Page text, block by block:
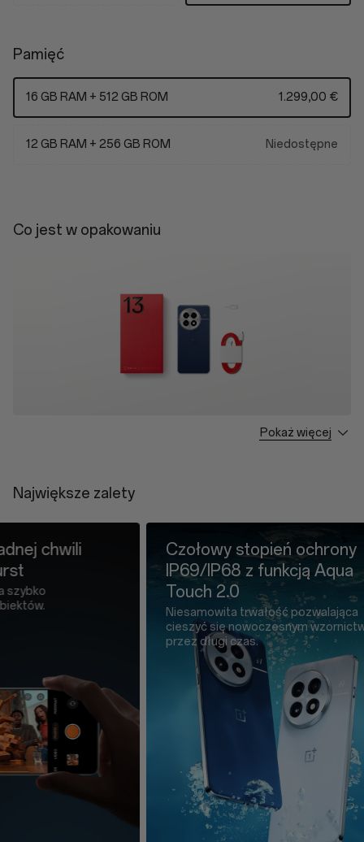
Pamięć
16 GB RAM + 512 GB ROM 1.299,00 €
12 GB RAM + 256 GB ROM Niedostępne
Co jest w opakowaniu
SIM Tray Ejector * 1
Pokaż więcej
Największe zalety
Czołowy stopień ochrony
IP69/IP68 z funkcją Aqua
Touch 2.0
Niesamowita trwałość pozwalająca
cieszyć się nowoczesnym wzornictwem
bateria